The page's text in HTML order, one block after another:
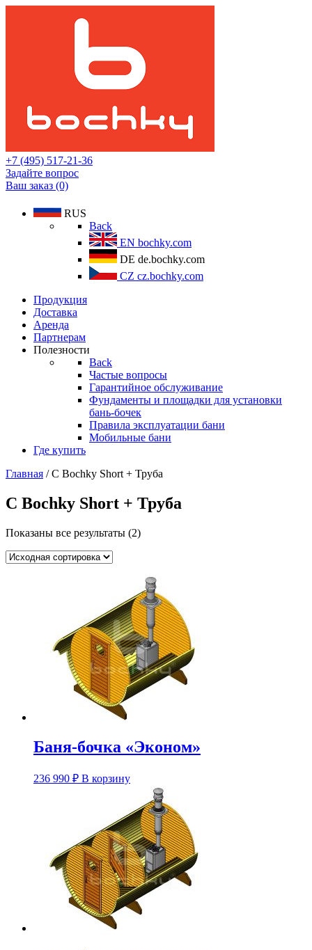
+7 (495) 517-21-36
Задайте вопрос
Ваш заказ (0)
RUS
Back
EN bochky.com
DE de.bochky.com
CZ cz.bochky.com
Продукция
Доставка
Аренда
Партнерам
Полезности
Back
Частые вопросы
Гарантийное обслуживание
Фундаменты и площадки для установки
бань-бочек
Правила эксплуатации бани
Мобильные бани
Где купить
Главная / С Bochky Short + Труба
С Bochky Short + Труба
Показаны все результаты (2)
Баня-бочка «Эконом»
236 990 ₽ В корзинуЭтот
товар
имеет
несколько
вариаций.
Опции
можно
выбрать
на
странице
товара.